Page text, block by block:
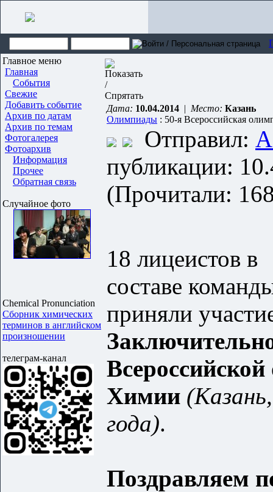
Главное меню
Главная
События
Свежие
Добавить событие
Архив по датам
Архив по темам
Фотогалерея
Фотоархив
Информация
Прочее
Обратная связь
Случайное фото
Chemical Pronunciation
Сборник химических
терминов в английском
произношении
телеграм-канал
Дата: 10.04.2014 | Место: Казань
Олимпиады : 50-я Всероссийская
Отправил:
публикации:
(Прочитали:
18 лицеистов в
составе
приняли
Химии
года).
Поздравляем